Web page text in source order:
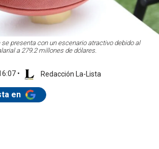
se presenta con un escenario atractivo debido al
a 279.2 millones de dólares.
• Redacción La-Lista
en